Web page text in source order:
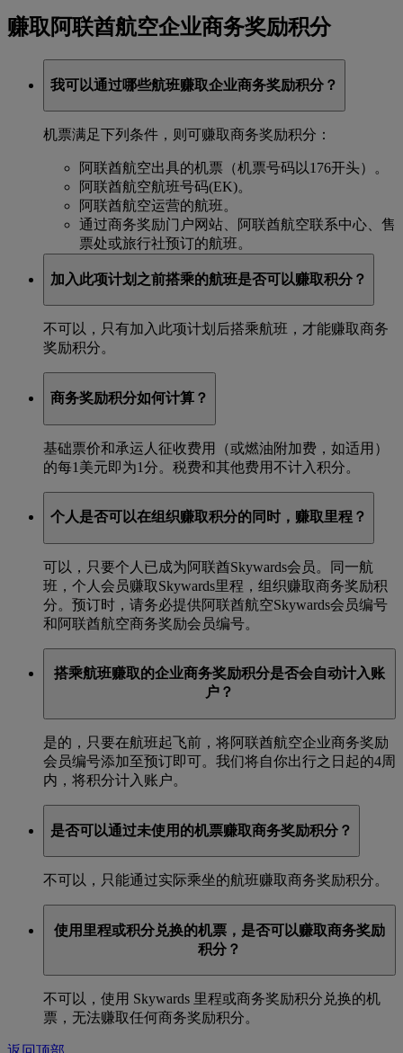
赚取阿联酋航空企业商务奖励积分
我可以通过哪些航班赚取企业商务奖励积分？
机票满足下列条件，则可赚取商务奖励积分：
阿联酋航空出具的机票（机票号码以176开头）。
阿联酋航空航班号码(EK)。
阿联酋航空运营的航班。
通过商务奖励门户网站、阿联酋航空联系中心、售
票处或旅行社预订的航班。
加入此项计划之前搭乘的航班是否可以赚取积分？
不可以，只有加入此项计划后搭乘航班，才能赚取商务
奖励积分。
商务奖励积分如何计算？
基础票价和承运人征收费用（或燃油附加费，如适用）
的每1美元即为1分。税费和其他费用不计入积分。
个人是否可以在组织赚取积分的同时，赚取里程？
可以，只要个人已成为阿联酋Skywards会员。同一航
班，个人会员赚取Skywards里程，组织赚取商务奖励积
分。预订时，请务必提供阿联酋航空Skywards会员编号
和阿联酋航空商务奖励会员编号。
搭乘航班赚取的企业商务奖励积分是否会自动计入账
户？
是的，只要在航班起飞前，将阿联酋航空企业商务奖励
会员编号添加至预订即可。我们将自你出行之日起的4周
内，将积分计入账户。
是否可以通过未使用的机票赚取商务奖励积分？
不可以，只能通过实际乘坐的航班赚取商务奖励积分。
使用里程或积分兑换的机票，是否可以赚取商务奖励
积分？
不可以，使用 Skywards 里程或商务奖励积分兑换的机
票，无法赚取任何商务奖励积分。